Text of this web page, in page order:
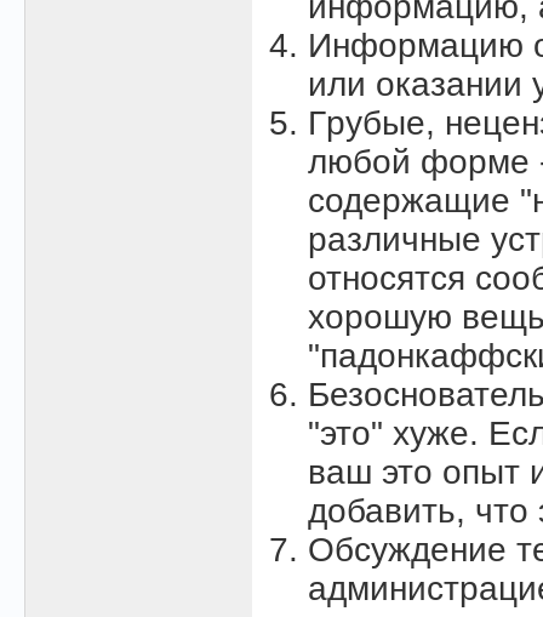
Информацию
или оказании
Гpубые,
любой фоpме
содержащие
различные
относятся
хорошую
"это" хуже.
ваш это опыт
добавить,
Обсyждение